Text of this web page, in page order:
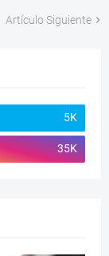
Artículo Siguiente
5K
35K